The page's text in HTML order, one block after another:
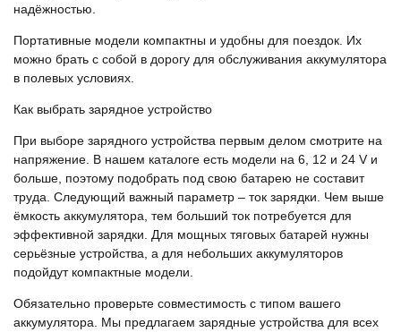
надёжностью.
Портативные модели компактны и удобны для поездок. Их
можно брать с собой в дорогу для обслуживания аккумулятора
в полевых условиях.
Как выбрать зарядное устройство
При выборе зарядного устройства первым делом смотрите на
напряжение. В нашем каталоге есть модели на 6, 12 и 24 V и
больше, поэтому подобрать под свою батарею не составит
труда. Следующий важный параметр – ток зарядки. Чем выше
ёмкость аккумулятора, тем больший ток потребуется для
эффективной зарядки. Для мощных тяговых батарей нужны
серьёзные устройства, а для небольших аккумуляторов
подойдут компактные модели.
Обязательно проверьте совместимость с типом вашего
аккумулятора. Мы предлагаем зарядные устройства для всех